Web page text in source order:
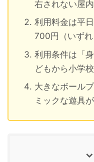
右されない屋
利用料金は平
700円（いずれ
利用条件は「
どもから小学
大きなボール
ミックな遊具